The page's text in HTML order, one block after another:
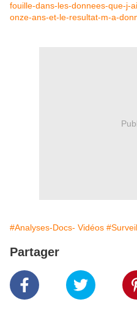
fouille-dans-les-donnees-que-j-
onze-ans-et-le-resultat-m-a-
#Analyses-Docs- Vidéos
Partager